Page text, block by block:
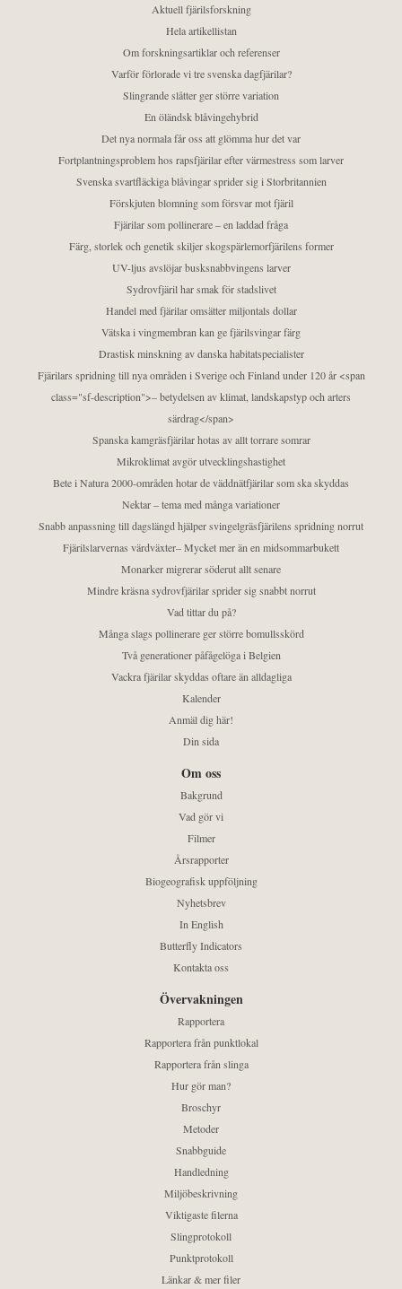
Aktuell fjärilsforskning
Hela artikellistan
Om forskningsartiklar och referenser
Varför förlorade vi tre svenska dagfjärilar?
Slingrande slåtter ger större variation
En öländsk blåvingehybrid
Det nya normala får oss att glömma hur det var
Fortplantningsproblem hos rapsfjärilar efter värmestress som larver
Svenska svartfläckiga blåvingar sprider sig i Storbritannien
Förskjuten blomning som försvar mot fjäril
Fjärilar som pollinerare – en laddad fråga
Färg, storlek och genetik skiljer skogspärlemorfjärilens former
UV-ljus avslöjar busksnabbvingens larver
Sydrovfjäril har smak för stadslivet
Handel med fjärilar omsätter miljontals dollar
Vätska i vingmembran kan ge fjärilsvingar färg
Drastisk minskning av danska habitatspecialister
Fjärilars spridning till nya områden i Sverige och Finland under 120 år <span
class="sf-description">– betydelsen av klimat, landskapstyp och arters
särdrag</span>
Spanska kamgräsfjärilar hotas av allt torrare somrar
Mikroklimat avgör utvecklingshastighet
Bete i Natura 2000-områden hotar de väddnätfjärilar som ska skyddas
Nektar – tema med många variationer
Snabb anpassning till dagslängd hjälper svingelgräsfjärilens spridning norrut
Fjärilslarvernas värdväxter– Mycket mer än en midsommarbukett
Monarker migrerar söderut allt senare
Mindre kräsna sydrovfjärilar sprider sig snabbt norrut
Vad tittar du på?
Många slags pollinerare ger större bomullsskörd
Två generationer påfågelöga i Belgien
Vackra fjärilar skyddas oftare än alldagliga
Kalender
Anmäl dig här!
Din sida
Om oss
Bakgrund
Vad gör vi
Filmer
Årsrapporter
Biogeografisk uppföljning
Nyhetsbrev
In English
Butterfly Indicators
Kontakta oss
Övervakningen
Rapportera
Rapportera från punktlokal
Rapportera från slinga
Hur gör man?
Broschyr
Metoder
Snabbguide
Handledning
Miljöbeskrivning
Viktigaste filerna
Slingprotokoll
Punktprotokoll
Länkar & mer filer